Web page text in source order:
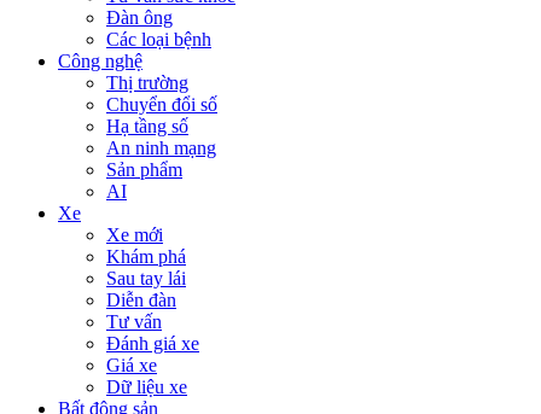
Đàn ông
Các loại bệnh
Công nghệ
Thị trường
Chuyển đổi số
Hạ tầng số
An ninh mạng
Sản phẩm
AI
Xe
Xe mới
Khám phá
Sau tay lái
Diễn đàn
Tư vấn
Đánh giá xe
Giá xe
Dữ liệu xe
Bất động sản